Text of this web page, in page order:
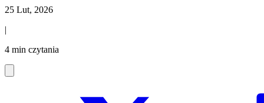
25 Lut, 2026
|
4 min czytania